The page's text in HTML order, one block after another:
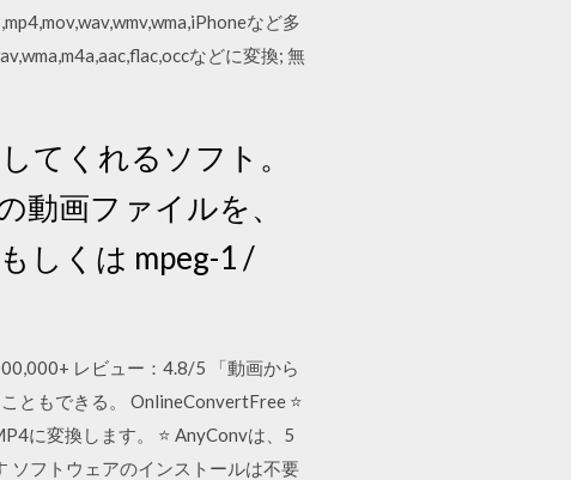
など多
などに変換; 無
てくれるソフト。
動画ファイルを、
しくは mpeg-1 /
レビュー：4.8/5 「動画から
ともできる。 OnlineConvertFree ⭐
に変換します。 ⭐ AnyConvは、5
ソフトウェアのインストールは不要